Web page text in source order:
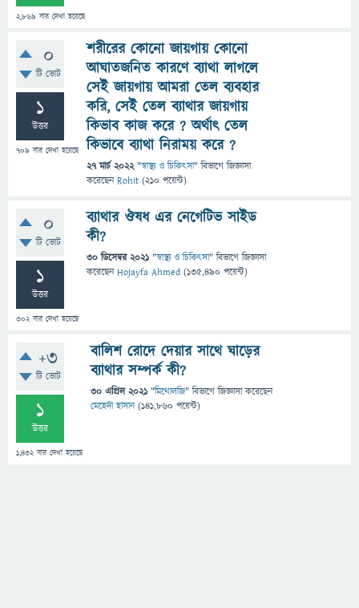
2,869 বার দেখা হয়েছে
0
টি ভোট
1
উত্তর
709 বার দেখা হয়েছে
শরীরের কোনো জায়গায় কোনো
আঘাতজনিত কারণে ব্যাথা লাগলে
সেই জায়গায় আমরা তেল ব্যবহার
করি, সেই তেল ব্যাথার জায়গায়
কিভাব কাজ করে ? অর্থাৎ তেল
কিভাবে ব্যাথা নিরাময় করে ?
27 মার্চ 2022 "স্বাস্থ্য ও চিকিৎসা" বিভাগে জিজ্ঞাসা
করেছেনRohit (210 পয়েন্ট)
0
টি ভোট
1
উত্তর
302বার দেখা হয়েছে
ব্যাথার ঔষধ এর নেগেটিভ সাইড
কী?
30 ডিসেম্বর 2021 "স্বাস্থ্য ও চিকিৎসা" বিভাগে জিজ্ঞাসা
করেছেনHojayfa Ahmed (135,490 পয়েন্ট)
+3
টি ভোট
1
উত্তর
1,432বার দেখা হয়েছে
বালিশ রোদে দেয়ার সাথে ঘাড়ের
ব্যাথার সম্পর্ক কী?
30 এপ্রিল 2021 "মিথোলজি" বিভাগে জিজ্ঞাসাকরেছেন
মেহেদী হাসান (141,860 পয়েন্ট)